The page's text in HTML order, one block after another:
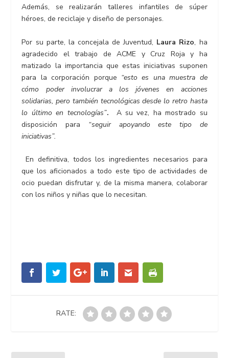
Además, se realizarán talleres infantiles de súper
héroes, de reciclaje y diseño de personajes.
Por su parte, la concejala de Juventud, Laura Rizo, ha
agradecido el trabajo de ACME y Cruz Roja y ha
matizado la importancia que estas iniciativas suponen
para la corporación porque “esto es una muestra de
cómo poder involucrar a los jóvenes en acciones
solidarias, pero también tecnológicas desde lo retro hasta
lo último en tecnologías”. A su vez, ha mostrado su
disposición para “seguir apoyando este tipo de
iniciativas”.
En definitiva, todos los ingredientes necesarios para
que los aficionados a todo este tipo de actividades de
ocio puedan disfrutar y, de la misma manera, colaborar
con los niños y niñas que lo necesitan.
RATE: